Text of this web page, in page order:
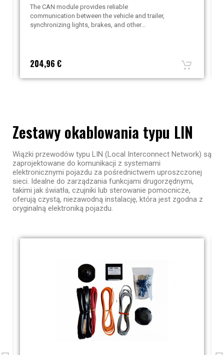
The CAN module provides reliable
communication between the vehicle and trailer,
synchronizing lights, brakes, and other
meeting safety standards.
compatibility before purchase
204,96 €
Zestawy okablowania typu LIN
Wiązki przewodów typu LIN (Local Interconnect Network) są
zaprojektowane do komunikacji z systemami
elektronicznymi pojazdu za pośrednictwem uproszczonej
sieci. Idealne do zarządzania funkcjami drugorzędnymi,
takimi jak światła, czujniki lub sterowanie pomocnicze,
oferują czystą, niezawodną instalację, która jest zgodna z
oryginalną elektroniką pojazdu.